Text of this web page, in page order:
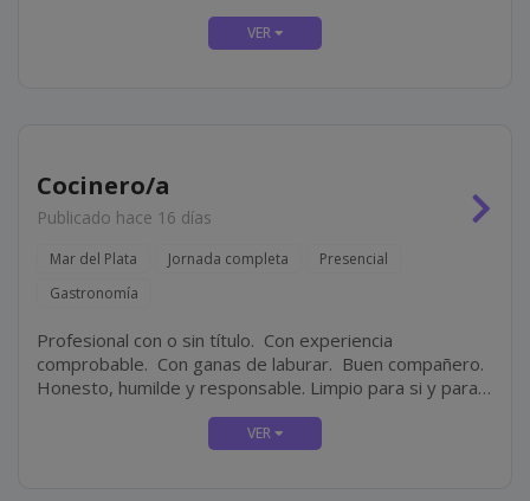
Cocinero/a
Publicado hace 16 días
Mar del Plata Jornada completa
Presencial
Gastronomía
Profesional con o sin título. Con experiencia
comprobable. Con ganas de laburar. Buen compañero.
Honesto, humilde y responsable. Limpio para si y para